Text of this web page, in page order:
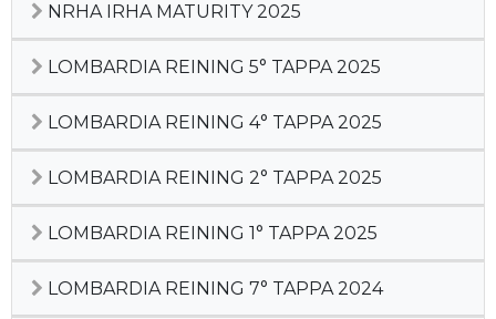
NRHA IRHA MATURITY 2025
LOMBARDIA REINING 5° TAPPA 2025
LOMBARDIA REINING 4° TAPPA 2025
LOMBARDIA REINING 2° TAPPA 2025
LOMBARDIA REINING 1° TAPPA 2025
LOMBARDIA REINING 7° TAPPA 2024